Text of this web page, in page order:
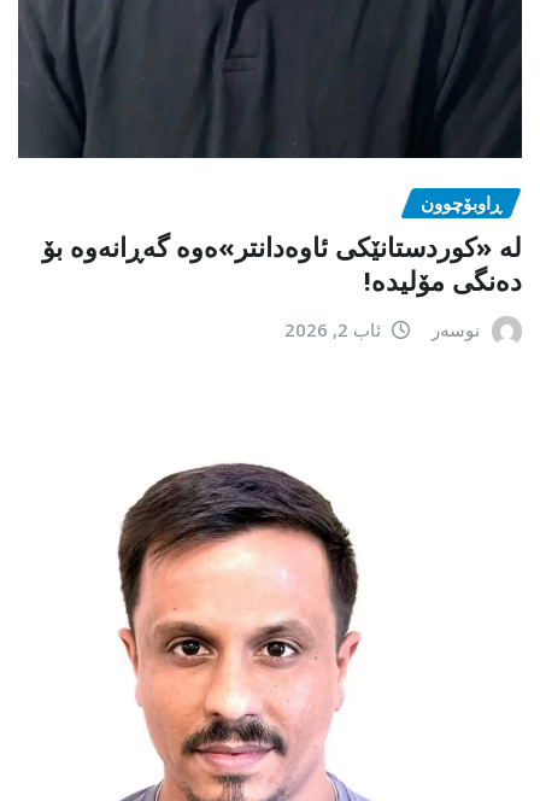
ڕاوبۆچوون
لە «کوردستانێکی ئاوەدانتر»ەوە گەڕانەوە بۆ
دەنگی مۆلیدە!
نوسەر ئاب 2, 2026